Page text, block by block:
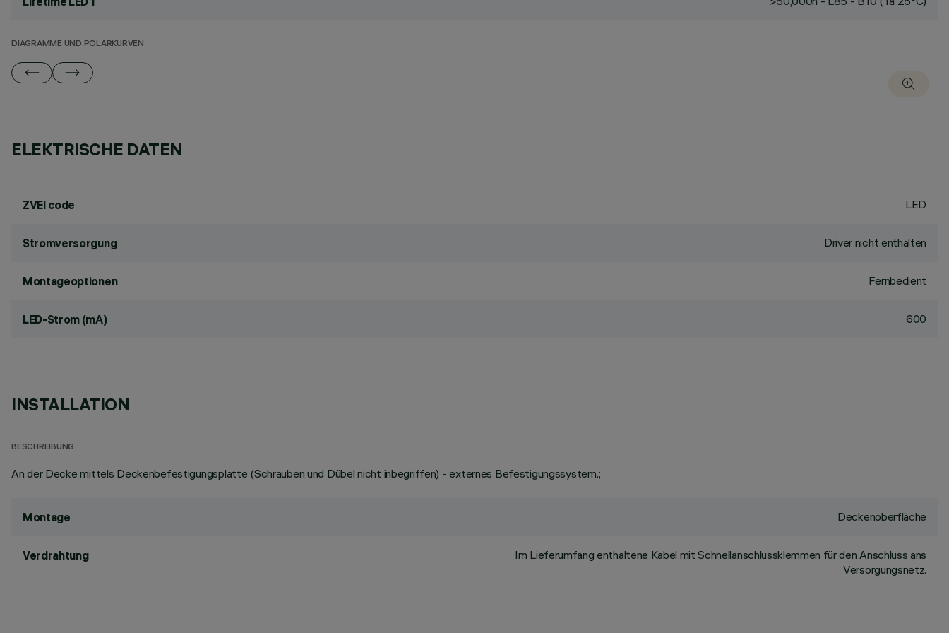
DIAGRAMME UND POLARKURVEN
ELEKTRISCHE DATEN
ZVEI code LED
Stromversorgung Driver nicht enthalten
Montageoptionen Fernbedient
LED-Strom (mA) 600
INSTALLATION
BESCHREIBUNG
An der Decke mittels Deckenbefestigungsplatte (Schrauben und Dübel nicht inbegriffen) - externes Befestigungssystem.;
Montage Deckenoberfläche
Verdrahtung
Im Lieferumfang enthaltene Kabel mit Schnellanschlussklemmen für den Anschluss ans
Versorgungsnetz.